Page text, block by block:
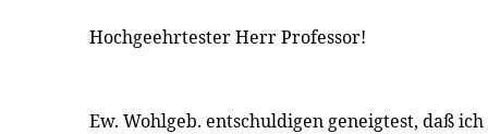
Hochgeehrtester Herr Professor!
Ew. Wohlgeb. entschuldigen geneigtest, daß